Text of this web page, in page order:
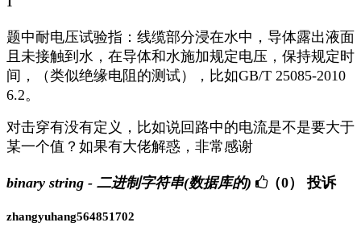
题中耐电压试验指：线缆部分浸在水中，导体露出液面
且未接触到水，在导体和水施加规定电压，保持规定时
间，（类似绝缘电阻的测试），比如GB/T 25085-2010
6.2。
对击穿有没有定义，比如说回路中的电流是不是要大于
某一个值？如果有大佬解惑，非常感谢
binary string - 二进制字符串(数据库的) （0） 投诉
zhangyuhang564851702